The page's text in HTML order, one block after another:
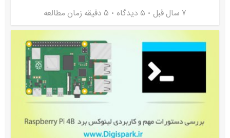
7 سال قبل ۵ دیدگاه 5 دقیقه زمان مطالعه